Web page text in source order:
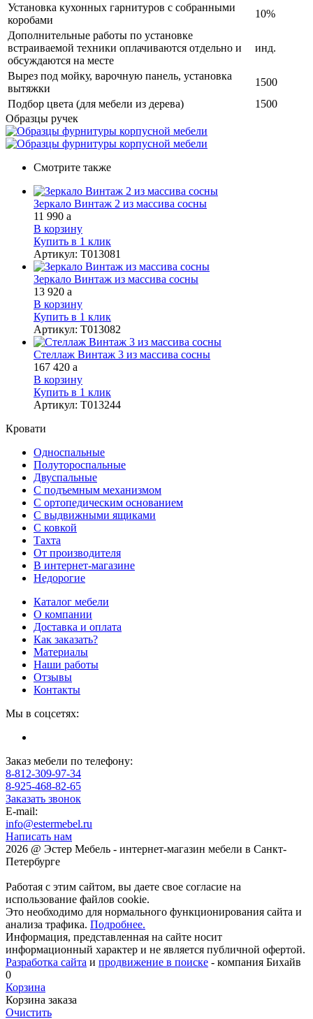
Установка кухонных гарнитуров с собранными
коробами
10%
Дополнительные работы по установке
встраиваемой техники оплачиваются отдельно и
обсуждаются на месте
инд.
Вырез под мойку, варочную панель, установка
вытяжки
1500
Подбор цвета (для мебели из дерева)
1500
Образцы ручек
Смотрите также
Зеркало Винтаж 2 из массива сосны
11 990 a
В корзину
Купить в 1 клик
Артикул: Т013081
Зеркало Винтаж из массива сосны
13 920 a
В корзину
Купить в 1 клик
Артикул: Т013082
Стеллаж Винтаж 3 из массива сосны
167 420 a
В корзину
Купить в 1 клик
Артикул: Т013244
Кровати
Односпальные
Полутороспальные
Двуспальные
С подъемным механизмом
С ортопедическим основанием
С выдвижными ящиками
С ковкой
Тахта
От производителя
В интернет-магазине
Недорогие
Каталог мебели
О компании
Доставка и оплата
Как заказать?
Материалы
Наши работы
Отзывы
Контакты
Мы в соцсетях:
Заказ мебели по телефону:
8-812-309-97-34
8-925-468-82-65
Заказать звонок
E-mail:
info@estermebel.ru
Написать нам
2026 @ Эстер Мебель - интернет-магазин мебели в Санкт-
Петербурге
Работая с этим сайтом, вы даете свое согласие на
использование файлов cookie.
Это необходимо для нормального функционирования сайта и
анализа трафика. Подробнее.
Информация, представленная на сайте носит
информационный характер и не является публичной офертой.
Разработка сайта и продвижение в поиске - компания Бихайв
0
Корзина
Корзина заказа
Очистить